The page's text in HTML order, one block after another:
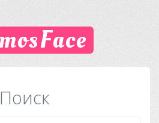
Поиск